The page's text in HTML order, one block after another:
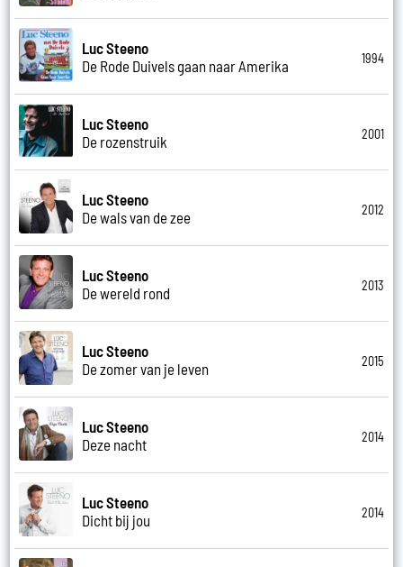
Luc Steeno
De Rode Duivels gaan naar Amerika
1994
Luc Steeno
De rozenstruik
2001
Luc Steeno
De wals van de zee
2012
Luc Steeno
De wereld rond
2013
Luc Steeno
De zomer van je leven
2015
Luc Steeno
Deze nacht
2014
Luc Steeno
Dicht bij jou
2014